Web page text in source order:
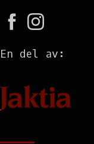
En del av: